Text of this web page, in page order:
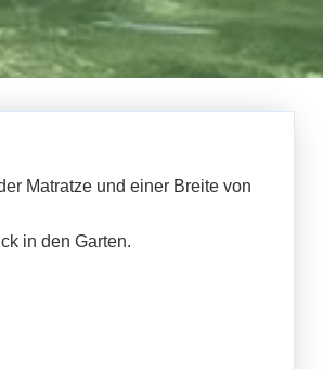
Matratze und einer Breite von
in den Garten.